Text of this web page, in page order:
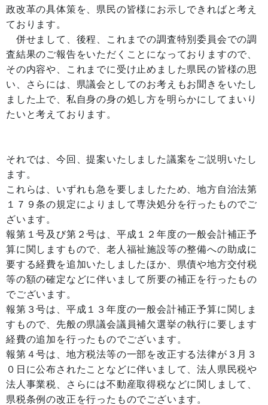
政改革の具体策を、県民の皆様にお示しできればと考え
ております。
併せまして、後程、これまでの調査特別委員会での調
査結果のご報告をいただくことになっておりますので、
その内容や、これまでに受け止めました県民の皆様の思
い、さらには、県議会としてのお考えもお聞きをいたし
ました上で、私自身の身の処し方を明らかにしてまいり
たいと考えております。
それでは、今回、提案いたしました議案をご説明いたし
ます。
これらは、いずれも急を要しましたため、地方自治法第
１７９条の規定によりまして専決処分を行ったものでご
ざいます。
報第１号及び第２号は、平成１２年度の一般会計補正予
算に関しますもので、老人福祉施設等の整備への助成に
要する経費を追加いたしましたほか、県債や地方交付税
等の額の確定などに伴いまして所要の補正を行ったもの
でございます。
報第３号は、平成１３年度の一般会計補正予算に関しま
すもので、先般の県議会議員補欠選挙の執行に要します
経費の追加を行ったものでございます。
報第４号は、地方税法等の一部を改正する法律が３月３
０日に公布されたことなどに伴いまして、法人県民税や
法人事業税、さらには不動産取得税などに関しまして、
県税条例の改正を行ったものでございます。